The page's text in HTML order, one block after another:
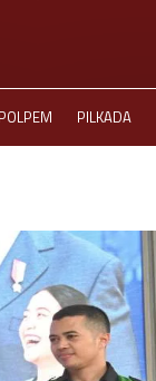
POLPEM PILKADA